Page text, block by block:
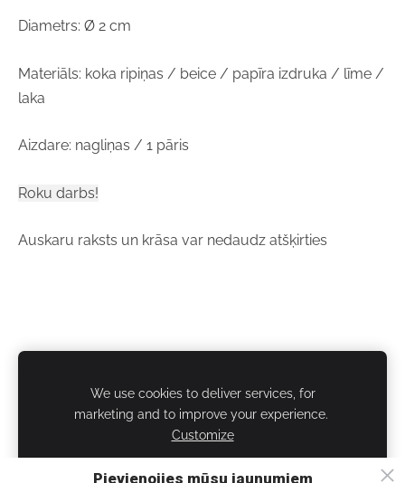
Diametrs: Ø 2 cm
Materiāls: koka ripiņas / beice / papīra izdruka / līme /
laka
Aizdare: nagliņas / 1 pāris
Roku darbs!
Auskaru raksts un krāsa var nedaudz atšķirties
Cookies
We use cookies to deliver services, for
marketing and to improve your experience.
Customize